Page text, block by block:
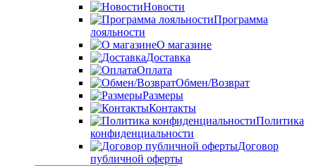
Новости
Программа
лояльности
О магазине
Доставка
Оплата
Обмен/Возврат
Размеры
Контакты
Политика
конфиденциальности
Договор
публичной оферты